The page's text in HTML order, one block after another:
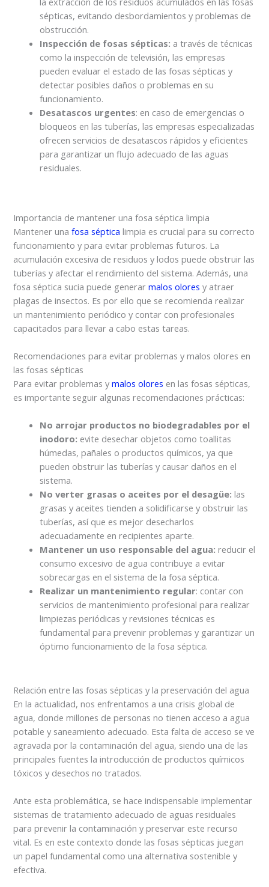
sépticas, evitando desbordamientos y problemas de
obstrucción.
Inspección de fosas sépticas: a través de técnicas
como la inspección de televisión, las empresas
pueden evaluar el estado de las fosas sépticas y
detectar posibles daños o problemas en su
funcionamiento.
Desatascos urgentes: en caso de emergencias o
bloqueos en las tuberías, las empresas especializadas
ofrecen servicios de desatascos rápidos y eficientes
para garantizar un flujo adecuado de las aguas
residuales.
Importancia de mantener una fosa séptica limpia
Mantener unafosa séptica limpia es crucial para su correcto
funcionamiento y para evitar problemas futuros. La
acumulación excesiva de residuos y lodos puede obstruir las
tuberías y afectar el rendimiento del sistema. Además, una
fosa séptica sucia puede generar malos olores y atraer
plagas de insectos. Es por ello que se recomienda realizar
un mantenimiento periódico y contar con profesionales
capacitados para llevar a cabo estas tareas.
Recomendaciones para evitar problemas y malos olores en
las fosas sépticas
Para evitar problemas ymalos olores en las fosas sépticas,
es importante seguir algunas recomendaciones prácticas:
No arrojar productos no biodegradables por el
inodoro: evite desechar objetos como toallitas
húmedas, pañales o productos químicos, ya que
pueden obstruir las tuberías y causar daños en el
sistema.
No verter grasas o aceites por el desagüe: las
grasas y aceites tienden a solidificarse y obstruir las
tuberías, así que es mejor desecharlos
adecuadamente en recipientes aparte.
Mantener un uso responsable del agua: reducir el
consumo excesivo de agua contribuye a evitar
sobrecargas en el sistema de la fosa séptica.
Realizar un mantenimiento regular: contar con
servicios de mantenimiento profesional para realizar
limpiezas periódicas y revisiones técnicas es
fundamental para prevenir problemas y garantizar un
óptimo funcionamiento de la fosa séptica.
Relación entre las fosas sépticas y la preservación del agua
En la actualidad, nos enfrentamos a una crisis global de
agua, donde millones de personas no tienen acceso a agua
potable y saneamiento adecuado. Esta falta de acceso se ve
agravada por la contaminación del agua, siendo una de las
principales fuentes la introducción de productos químicos
tóxicos y desechos no tratados.
Ante esta problemática, se hace indispensable implementar
sistemas de tratamiento adecuado de aguas residuales
para prevenir la contaminación y preservar este recurso
vital. Es en este contexto donde las fosas sépticas juegan
un papel fundamental como una alternativa sostenible y
efectiva.